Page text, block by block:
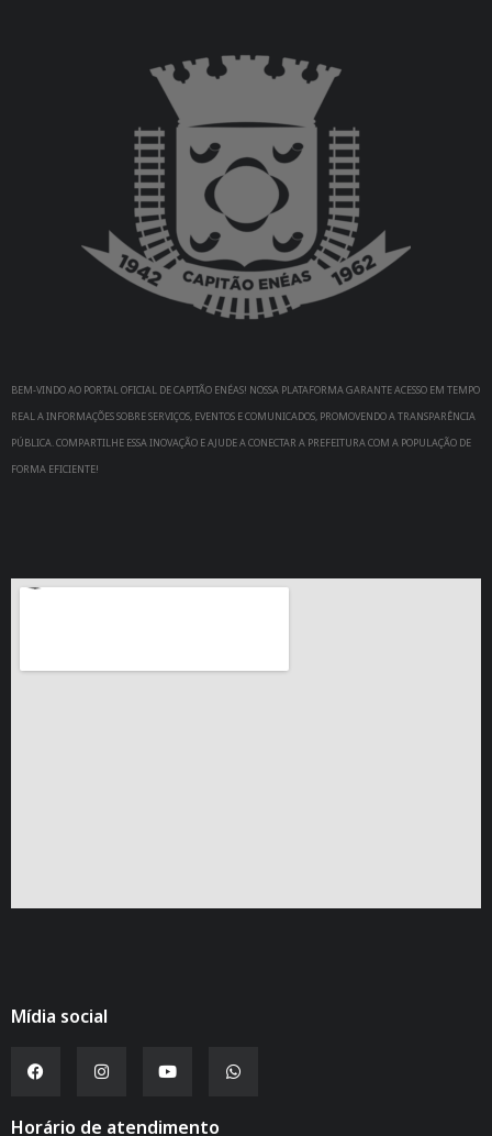
BEM-VINDO AO PORTAL OFICIAL DE CAPITÃO ENÉAS! NOSSA PLATAFORMA GARANTE ACESSO EM TEMPO
REAL A INFORMAÇÕES SOBRE SERVIÇOS, EVENTOS E COMUNICADOS, PROMOVENDO A TRANSPARÊNCIA
PÚBLICA. COMPARTILHE ESSA INOVAÇÃO E AJUDE A CONECTAR A PREFEITURA COM A POPULAÇÃO DE
FORMA EFICIENTE!
Mídia social
Horário de atendimento